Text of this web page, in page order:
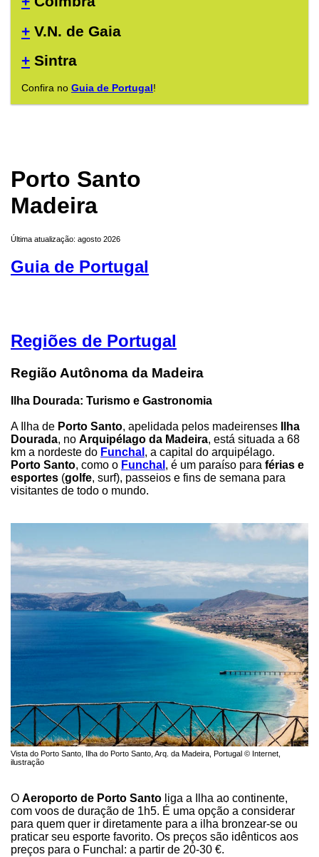
+ V.N. de Gaia
+ Sintra
Confira no Guia de Portugal!
Porto Santo
Madeira
Última atualização: agosto 2026
Guia de Portugal
Regiões de Portugal
Região Autônoma da Madeira
Ilha Dourada: Turismo e Gastronomia
A Ilha de Porto Santo, apelidada pelos madeirenses
Ilha
Dourada, no Arquipélago da Madeira, está situada a 68
km a nordeste do Funchal , a capital do arquipélago.
Porto Santo, como o Funchal , é um paraíso para férias e
esportes (golfe, surf), passeios e fins de semana para
visitantes de todo o mundo.
Vista do Porto Santo, Ilha do Porto Santo, Arq. da Madeira, Portugal © Internet,
ilustração
O Aeroporto de Porto Santo liga a Ilha ao continente,
com voos de duração de 1h5. É uma opção a considerar
para quem quer ir diretamente para a ilha bronzear-se ou
praticar seu esporte favorito. Os preços são idênticos aos
preços para o Funchal: a partir de 20-30 €.